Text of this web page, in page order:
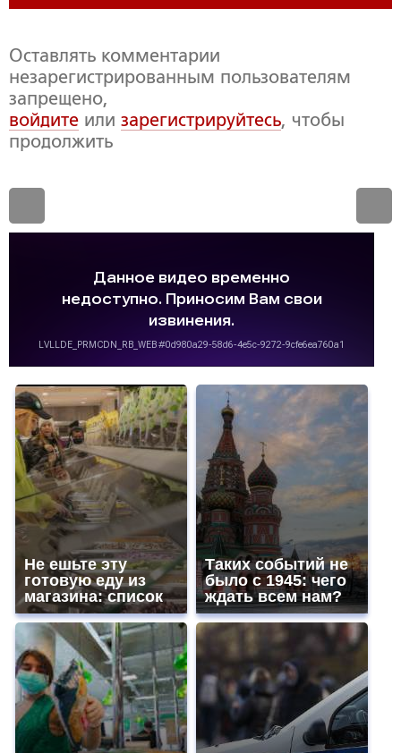
Оставлять комментарии
незарегистрированным пользователям
запрещено,
войдите или зарегистрируйтесь, чтобы
продолжить
Не ешьте эту
готовую еду из
магазина: список
Таких событий не
было с 1945: чего
ждать всем нам?